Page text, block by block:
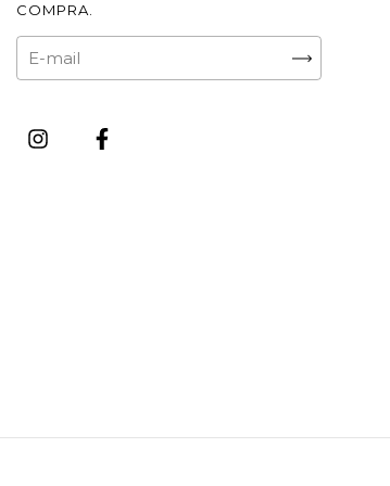
COMPRA.